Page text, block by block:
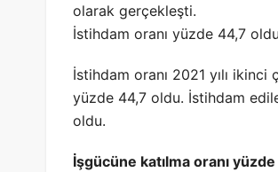
olarak gerçekleşti.
İstihdam oranı yüzde 44,7 oldu
İstihdam oranı 2021 yılı
yüzde 44,7 oldu. İstihdam
oldu.
İşgücüne katılma oranı